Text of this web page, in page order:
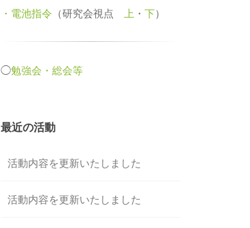
・電池指令 （研究会視点 上・ 下）
◯勉強会・総会等
最近の活動
活動内容を更新いたしました
活動内容を更新いたしました